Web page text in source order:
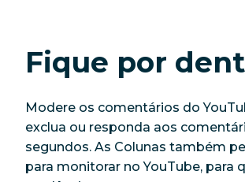
Fique por
Modere os comentários do
exclua ou responda aos
segundos. As Colunas também
para monitorar no YouTube, para